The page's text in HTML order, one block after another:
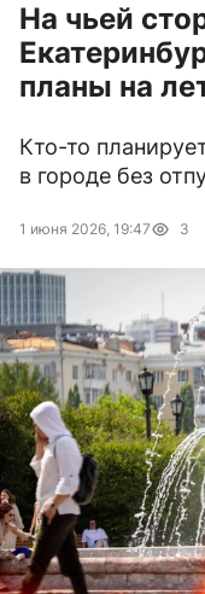
На чьей
планы на
Кто-то
в городе без
1 июня 2026, 19:47 3